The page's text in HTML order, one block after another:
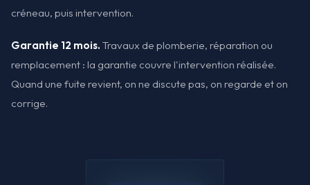
créneau, puis intervention.
Garantie 12 mois. Travaux de plomberie, réparation ou
remplacement : la garantie couvre l'intervention réalisée.
Quand une fuite revient, on ne discute pas, on regarde et on
corrige.